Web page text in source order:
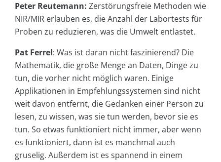
Peter Reutemann: Zerstörungsfreie Methoden wie
NIR/MIR erlauben es, die Anzahl der Labortests für
Proben zu reduzieren, was die Umwelt entlastet.
Pat Ferrel: Was ist daran nicht faszinierend? Die
Mathematik, die große Menge an Daten, Dinge zu
tun, die vorher nicht möglich waren. Einige
Applikationen in Empfehlungssystemen sind nicht
weit davon entfernt, die Gedanken einer Person zu
lesen, zu wissen, was sie tun werden, bevor sie es
tun. So etwas funktioniert nicht immer, aber wenn
es funktioniert, dann ist es manchmal auch
gruselig. Außerdem ist es spannend in einem